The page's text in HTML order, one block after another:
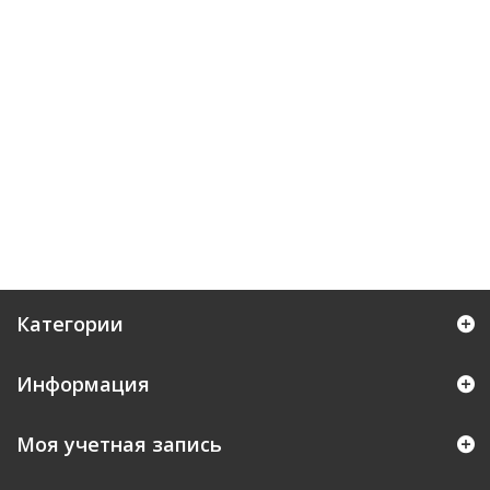
Категории
Информация
Моя учетная запись